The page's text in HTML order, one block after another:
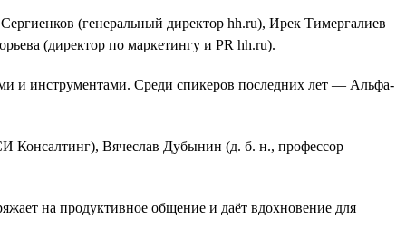
(генеральный директор hh.ru), Ирек Тимергалиев
(директор по маркетингу и PR hh.ru).
и инструментами. Среди спикеров последних лет — Альфа-
Вячеслав Дубынин (д. б. н., профессор
на продуктивное общение и даёт вдохновение для